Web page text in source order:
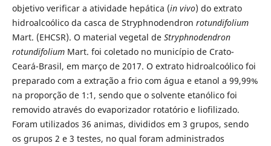
objetivo verificar a atividade hepática (in vivo) do extrato
hidroalcoólico da casca de Stryphnodendron rotundifolium
Mart. (EHCSR). O material vegetal de Stryphnodendron
rotundifolium Mart. foi coletado no município de Crato-
Ceará-Brasil, em março de 2017. O extrato hidroalcoólico foi
preparado com a extração a frio com água e etanol a 99,99%
na proporção de 1:1, sendo que o solvente etanólico foi
removido através do evaporizador rotatório e liofilizado.
Foram utilizados 36 animas, divididos em 3 grupos, sendo
os grupos 2 e 3 testes, no qual foram administrados